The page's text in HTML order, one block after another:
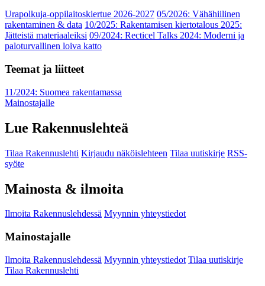
Urapolkuja-oppilaitoskiertue 2026-2027 05/2026: Vähähiilinen
rakentaminen & data 10/2025: Rakentamisen kiertotalous 2025:
Jätteistä materiaaleiksi 09/2024: Recticel Talks 2024: Moderni ja
paloturvallinen loiva katto
Teemat ja liitteet
11/2024: Suomea rakentamassa
Mainostajalle
Lue Rakennuslehteä
Tilaa Rakennuslehti Kirjaudu näköislehteen Tilaa uutiskirje RSS-
syöte
Mainosta & ilmoita
Ilmoita Rakennuslehdessä Myynnin yhteystiedot
Mainostajalle
Ilmoita Rakennuslehdessä Myynnin yhteystiedot Tilaa uutiskirje
Tilaa Rakennuslehti